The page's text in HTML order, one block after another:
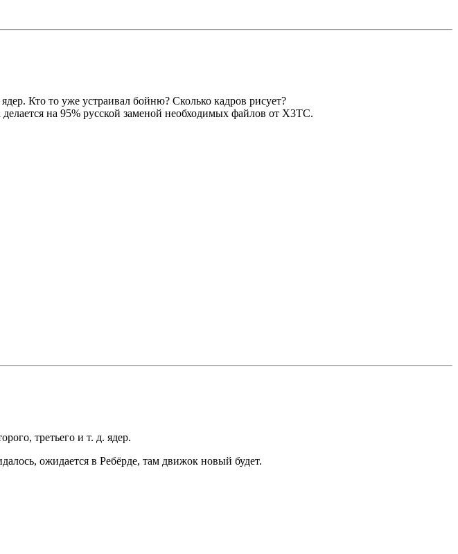
Кто то уже устраивал бойню? Сколько кадров рисует?
на 95% русской заменой необходимых файлов от X3ТС.
третьего и т. д. ядер.
ожидается в Ребёрде, там движок новый будет.